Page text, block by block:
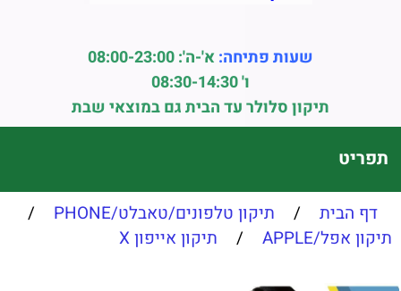
שעות פתיחה:א'-ה': 08:00-23:00
ו' 08:30-14:30
תיקון סלולר עד הבית גם במוצאי שבת
תפריט
דף הבית / תיקון טלפונים/טאבלט/PHONE
/
תיקון אפל/APPLE
/ תיקון אייפון X